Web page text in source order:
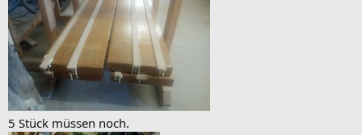
5 Stück müssen noch.